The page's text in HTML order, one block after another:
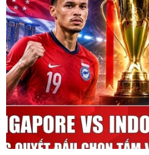
TIN LIÊN QUAN